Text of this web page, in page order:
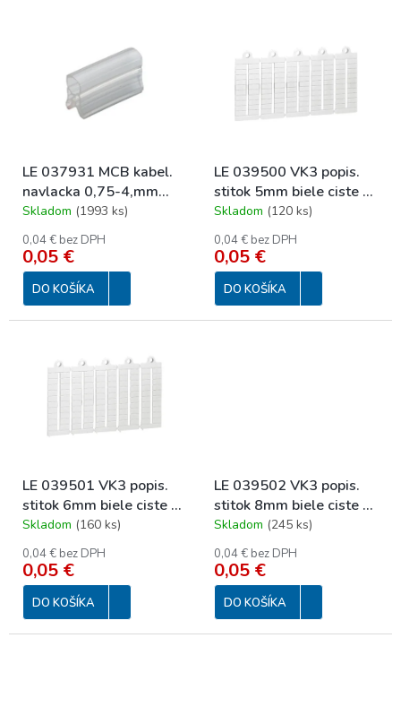
o
vd
u
k
t
o
v
LE 037931 MCB kabel.
navlacka 0,75-4,mm
(6zn.)
Skladom (1993 ks)
0,04 € bez DPH
0,05 €
DO KOŠÍKA
LE 039500 VK3 popis.
stitok 5mm biele ciste k
rad.sv.
Skladom (120 ks)
0,04 € bez DPH
0,05 €
DO KOŠÍKA
LE 039501 VK3 popis.
stitok 6mm biele ciste k
rad.sv.
Skladom (160 ks)
0,04 € bez DPH
0,05 €
DO KOŠÍKA
LE 039502 VK3 popis.
stitok 8mm biele ciste k
rad.sv.
Skladom (245 ks)
0,04 € bez DPH
0,05 €
DO KOŠÍKA